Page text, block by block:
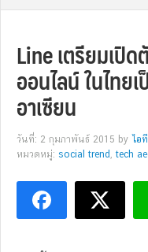
Line เตรียมเปิด
ออนไลน์ ในไทย
อาเซียน
วันที่: 2 กุมภาพันธ์ 2015 by ไอ
หมวดหมู่: social trend ,tech